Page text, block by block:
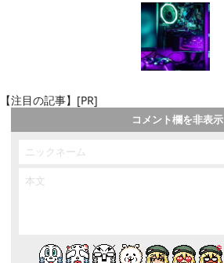
【注目の記事】[PR]
コメント欄を非表示